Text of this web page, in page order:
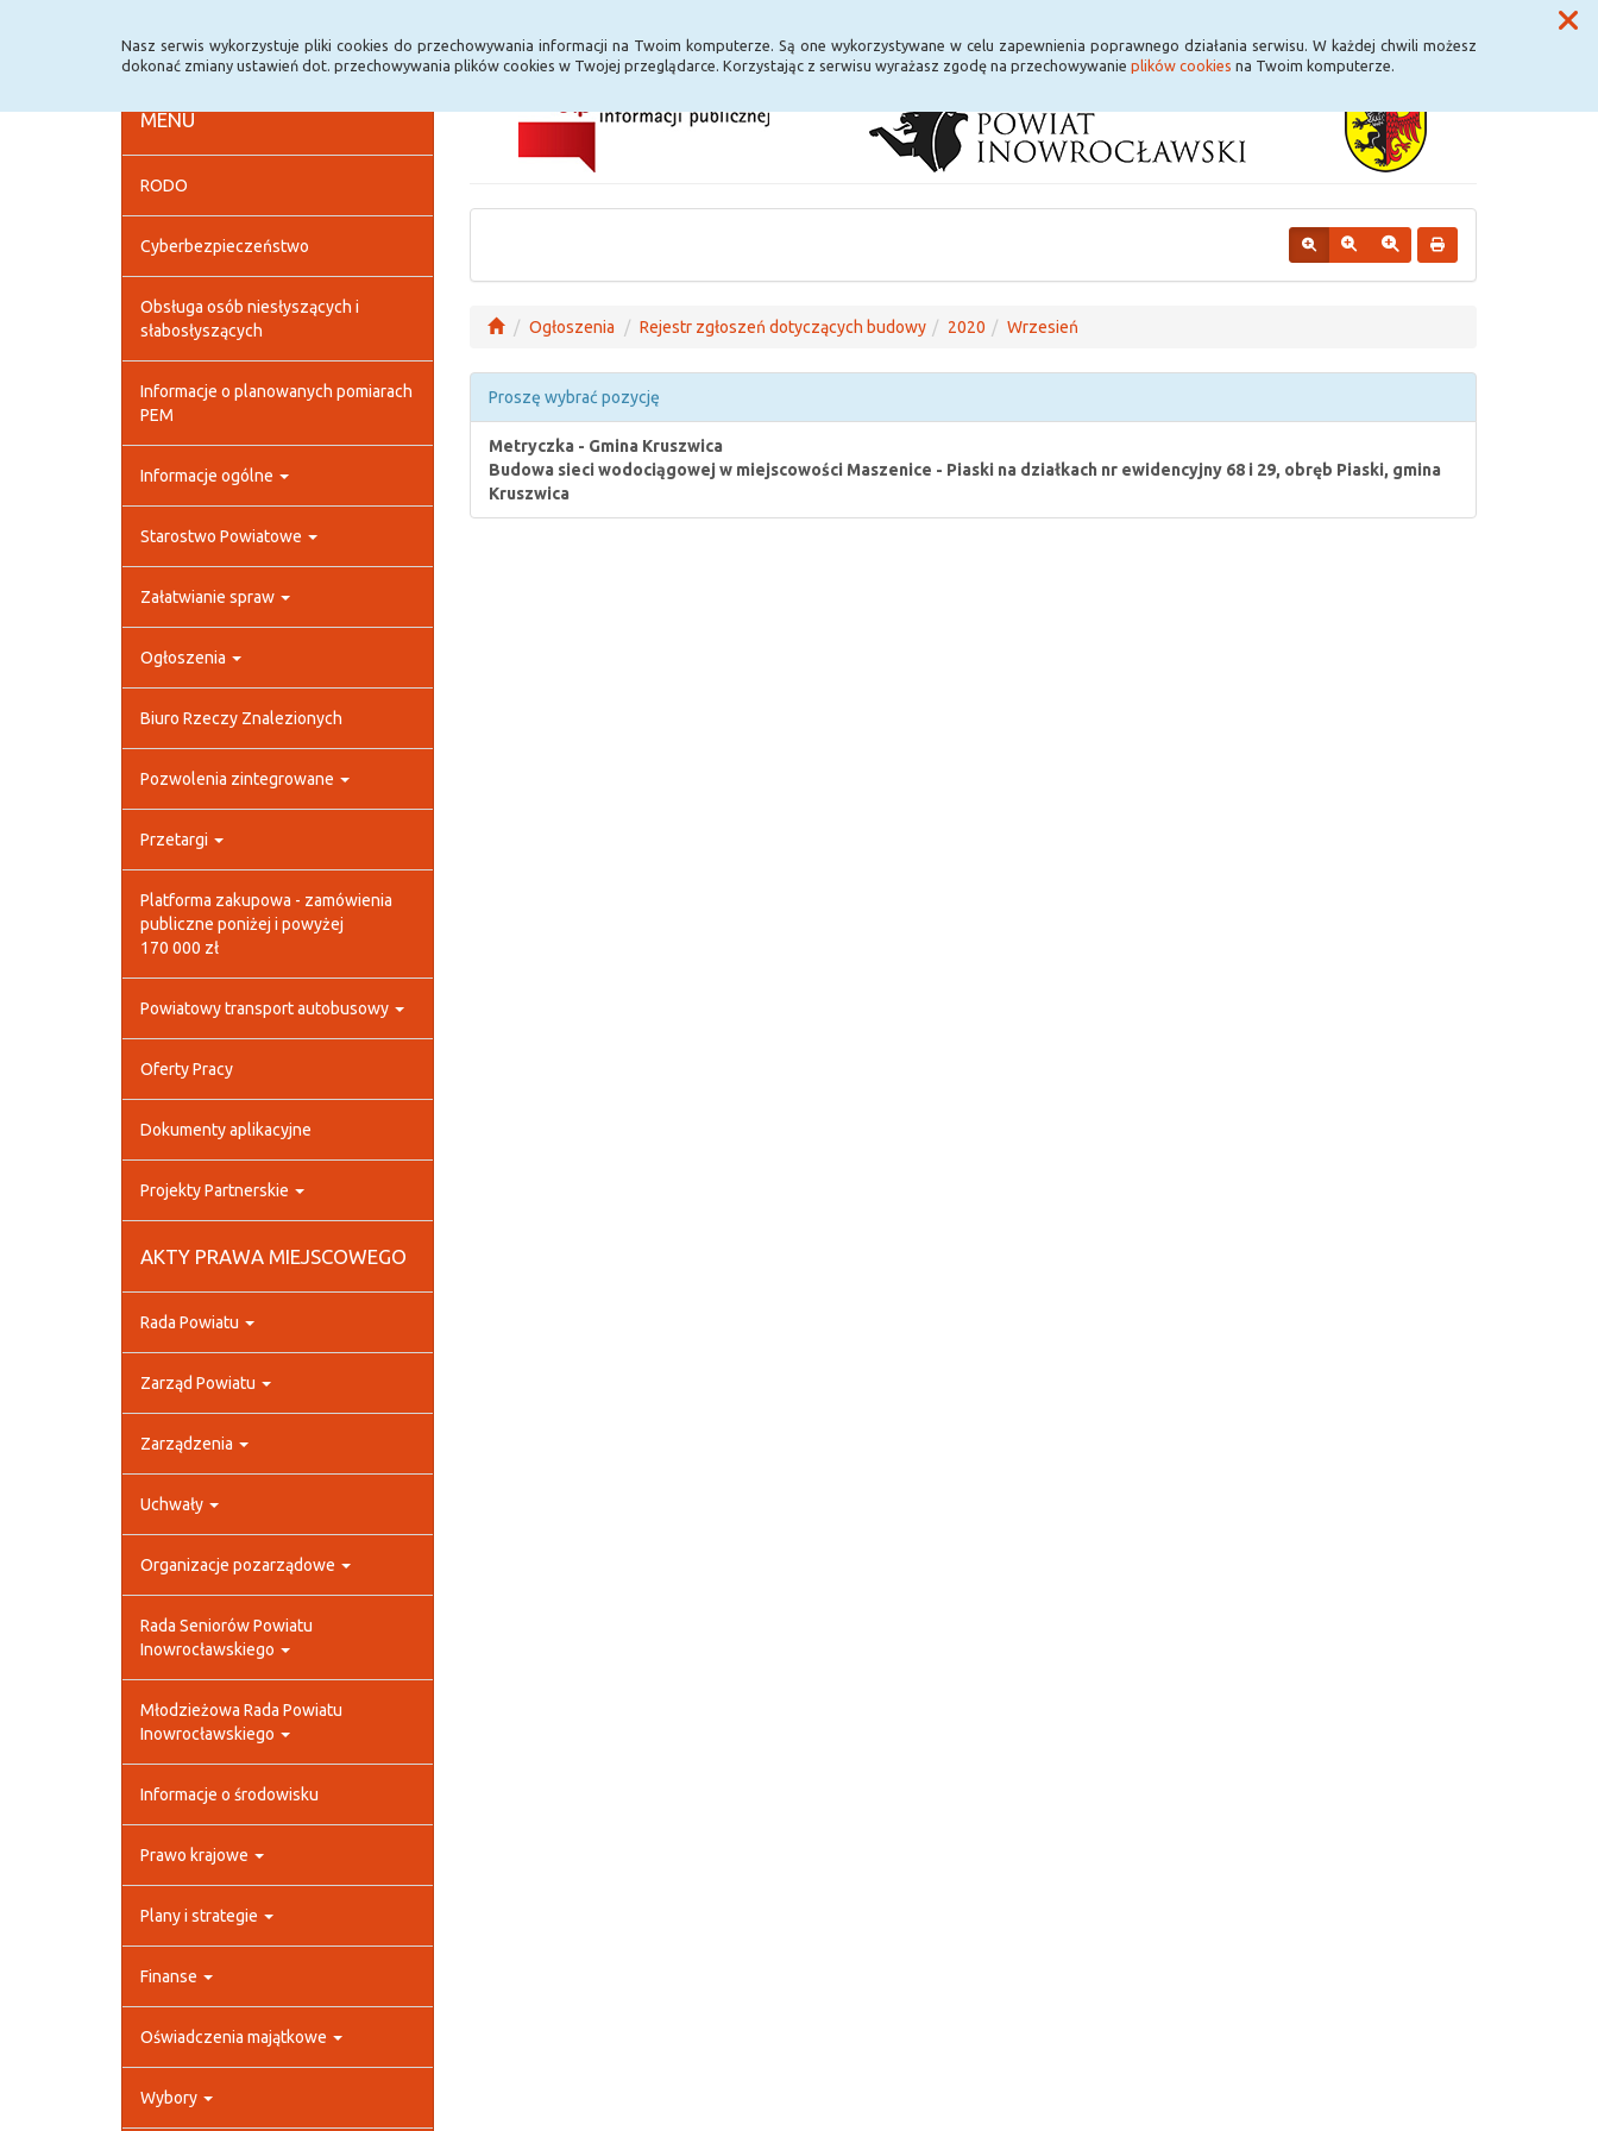
Nasz serwis wykorzystuje pliki cookies do przechowywania informacji na Twoim komputerze. Są one wykorzystywane w celu zapewnienia poprawnego działania serwisu. W każdej chwili możesz
dokonać zmiany ustawień dot. przechowywania plików cookies w Twojej przeglądarce. Korzystając z serwisu wyrażasz zgodę na przechowywanie plików cookies na Twoim komputerze.
MENU
RODO
Cyberbezpieczeństwo
Obsługa osób niesłyszących i
słabosłyszących
Informacje o planowanych pomiarach
PEM
Informacje ogólne
Starostwo Powiatowe
Załatwianie spraw
Ogłoszenia
Biuro Rzeczy Znalezionych
Pozwolenia zintegrowane
Przetargi
Platforma zakupowa - zamówienia
publiczne poniżej i powyżej
170 000 zł
Powiatowy transport autobusowy
Oferty Pracy
Dokumenty aplikacyjne
Projekty Partnerskie
AKTY PRAWA MIEJSCOWEGO
Rada Powiatu
Zarząd Powiatu
Zarządzenia
Uchwały
Organizacje pozarządowe
Rada Seniorów Powiatu
Inowrocławskiego
Młodzieżowa Rada Powiatu
Inowrocławskiego
Informacje o środowisku
Prawo krajowe
Plany i strategie
Finanse
Oświadczenia majątkowe
Wybory
Ogłoszenia Rejestr zgłoszeń dotyczących budowy 2020 Wrzesień
Proszę wybrać pozycję
Metryczka - Gmina Kruszwica
Budowa sieci wodociągowej w miejscowości Maszenice - Piaski na działkach nr ewidencyjny 68 i 29, obręb Piaski, gmina
Kruszwica